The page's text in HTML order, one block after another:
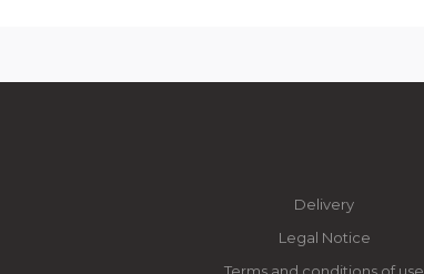
Delivery
Legal Notice
Terms and conditions of use